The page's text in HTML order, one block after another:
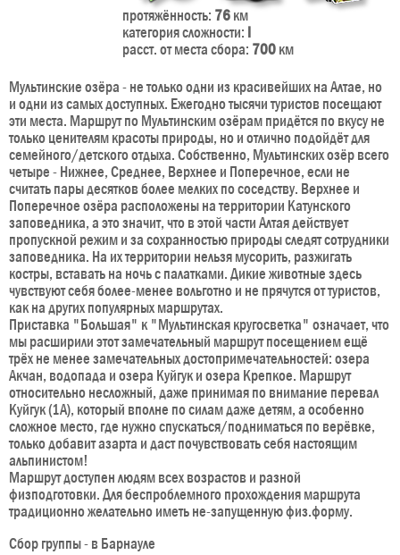
протяжённость: 76км
категория сложности: I
расст. от места сбора: 700км
Мультинские озёра - не только одни из красивейших на Алтае, но
и одни из самых доступных. Ежегодно тысячи туристов посещают
эти места. Маршрут по Мультинским озёрам придётся по вкусу не
только ценителям красоты природы, но и отлично подойдёт для
семейного/детского отдыха. Собственно, Мультинских озёр всего
четыре - Нижнее, Среднее, Верхнее и Поперечное, если не
считать пары десятков более мелких по соседству. Верхнее и
Поперечное озёра расположены на территории Катунского
заповедника, а это значит, что в этой части Алтая действует
пропускной режим и за сохранностью природы следят сотрудники
заповедника. На их территории нельзя мусорить, разжигать
костры, вставать на ночь с палатками. Дикие животные здесь
чувствуют себя более-менее вольготно и не прячутся от туристов,
как на других популярных маршрутах.
Приставка "Большая" к "Мультинская кругосветка" означает, что
мы расширили этот замечательный маршрут посещением ещё
трёх не менее замечательных достопримечательностей: озера
Акчан, водопада и озера Куйгук и озера Крепкое. Маршрут
относительно несложный, даже принимая по внимание перевал
Куйгук (1А), который вполне по силам даже детям, а особенно
сложное место, где нужно спускаться/подниматься по верёвке,
только добавит азарта и даст почувствовать себя настоящим
альпинистом!
Маршрут доступен людям всех возрастов и разной
физподготовки. Для беспроблемного прохождения маршрута
традиционно желательно иметь не-запущенную физ.форму.
Сбор группы - в Барнауле